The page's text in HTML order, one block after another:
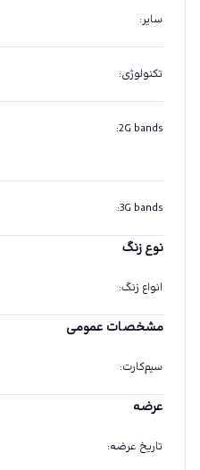
سایر:
تکنولوژی:
2G bands
:
3G bands
:
نوع زنگ
انواع زنگ:
مشخصات عمومی
سیم‌کارت:
عرضه
تاریخ عرضه: